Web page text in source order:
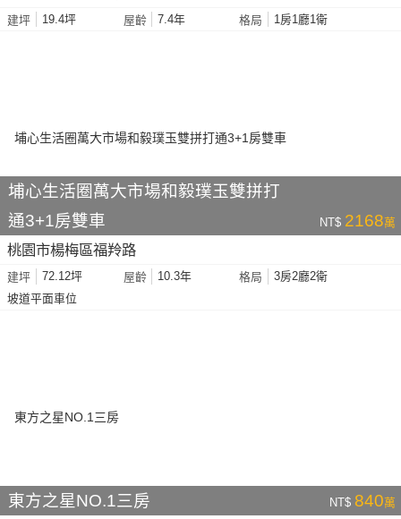
建坪 19.4坪 屋齡 7.4年 格局 1房1廳1衛
埔心生活圈萬大市場和毅璞玉雙拼打
通3+1房雙車
NT$ 2168萬
桃園市楊梅區福羚路
建坪 72.12坪 屋齡 10.3年 格局
3房2廳2衛
坡道平面車位
東方之星NO.1三房 NT$ 840萬